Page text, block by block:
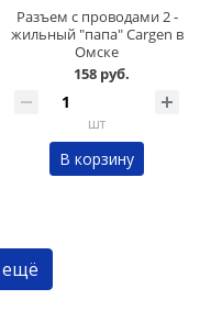
Разъем с проводами 2 -
жильный "папа" Cargen в
Омске
158 руб.
шт
В корзину
ещё